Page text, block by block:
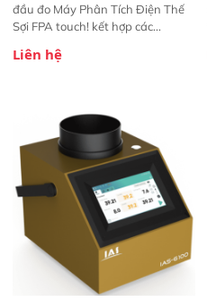
đầu đo Máy Phân Tích Điện Thế
Sợi FPA touch! kết hợp các
được chứng minh với sự đơn giản
trước đó. Nhưng so với các phiên
bản trước, FPA touch! nhỏ hơn và
nhẹ hơn đáng kể, đồng thời được
nâng cấp với các tính năng mới.
Liên hệ